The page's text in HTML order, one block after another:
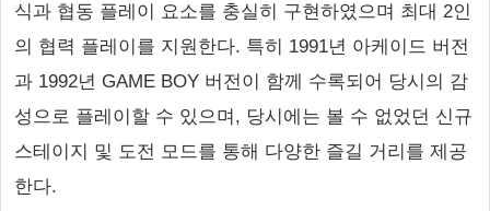
식과 협동 플레이 요소를 충실히 구현하였으며 최대 2인
의 협력 플레이를 지원한다. 특히 1991년 아케이드 버전
과 1992년 GAME BOY 버전이 함께 수록되어 당시의 감
성으로 플레이할 수 있으며, 당시에는 볼 수 없었던 신규
스테이지 및 도전 모드를 통해 다양한 즐길 거리를 제공
한다.